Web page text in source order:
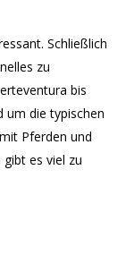
Schließlich
zu
bis
um die typischen
Pferden und
es viel zu